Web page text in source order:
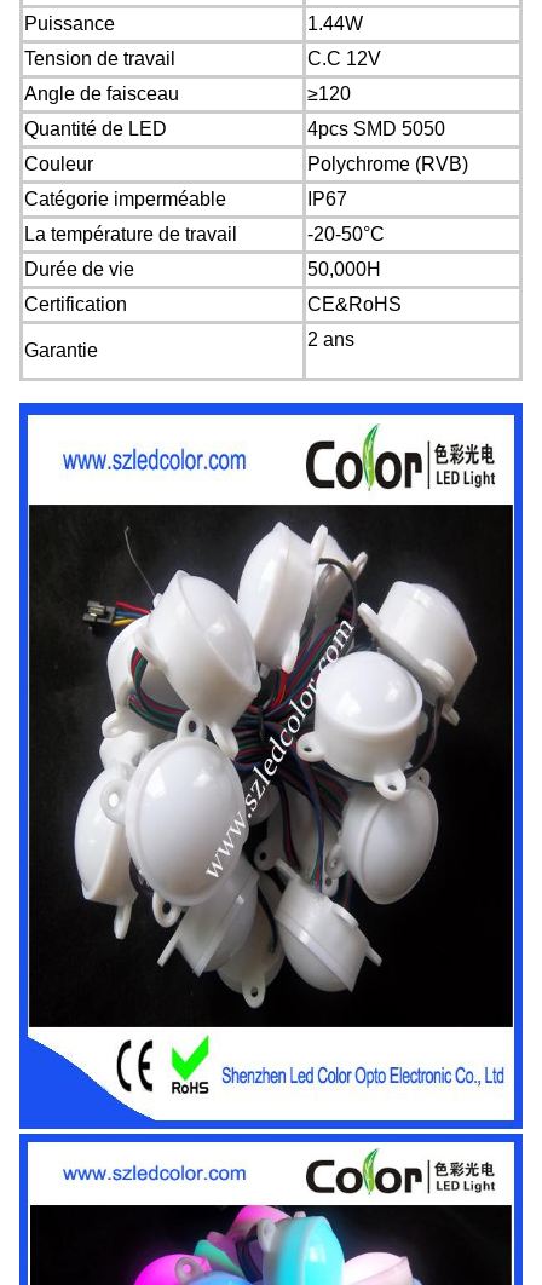
Puissance
1.44W
Tension de travail
C.C 12V
Angle de faisceau
≥120
Quantité de LED
4pcs SMD 5050
Couleur
Polychrome (RVB)
Catégorie imperméable
IP67
La température de travail
-20-50°C
Durée de vie
50,000H
Certification
CE&RoHS
Garantie
2 ans